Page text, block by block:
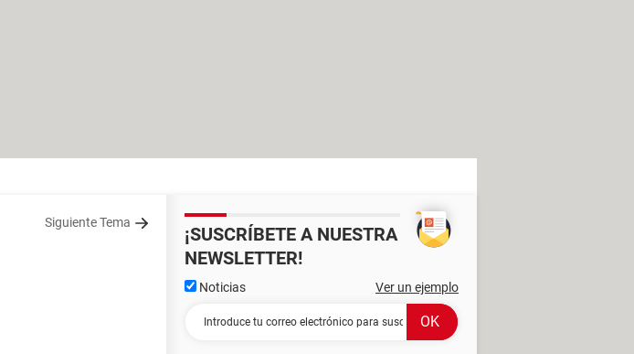
Siguiente Tema
¡SUSCRÍBETE A NUESTRA
NEWSLETTER!
Noticias Ver un ejemplo